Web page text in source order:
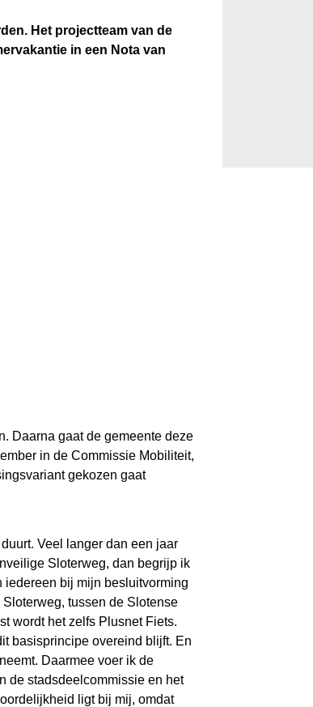
Het projectteam van de
in een Nota van
Daarna gaat de gemeente deze
in de Commissie Mobiliteit,
gekozen gaat
Veel langer dan een jaar
Sloterweg, dan begrijp ik
bij mijn besluitvorming
tussen de Slotense
wordt het zelfs Plusnet Fiets.
basisprincipe overeind blijft. En
Daarmee voer ik de
de stadsdeelcommissie en het
ligt bij mij, omdat